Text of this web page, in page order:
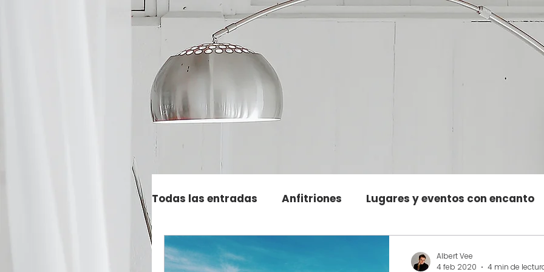
Todas las entradas Anfitriones Lugares y eventos con encanto
Albert Vee
4 feb 2020
4 min de